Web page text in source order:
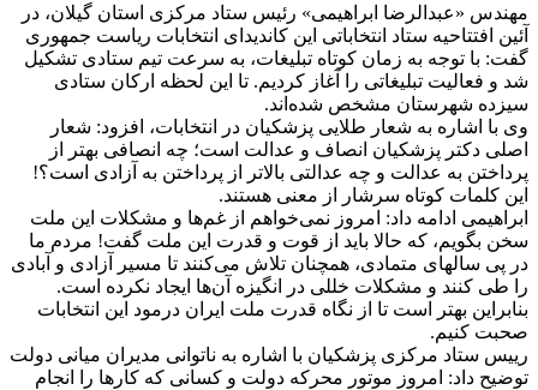
مهندس «عبدالرضا ابراهیمی» رئیس ستاد مرکزی استان گیلان، در
آئین افتتاحیه ستاد انتخاباتی این کاندیدای انتخابات ریاست جمهوری
گفت: با توجه به زمان کوتاه تبلیغات، به سرعت تیم ستادی تشکیل
شد و فعالیت تبلیغاتی را آغاز کردیم. تا این لحظه ارکان ستادی
سیزده شهرستان مشخص شده‌اند.
وی با اشاره به شعار طلایی پزشکیان در انتخابات، افزود: شعار
اصلی دکتر پزشکیان انصاف و عدالت است؛ چه انصافی بهتر از
پرداختن به عدالت و چه عدالتی بالاتر از پرداختن به آزادی است؟!
این کلمات کوتاه سرشار از معنی هستند.
ابراهیمی ادامه داد: امروز نمی‌خواهم از غم‌ها و مشکلات این ملت
سخن بگویم، که حالا باید از قوت و قدرت این ملت گفت! مردم ما
در پی سالهای متمادی، همچنان تلاش می‌کنند تا مسیر آزادی و آبادی
را طی کنند و مشکلات خللی در انگیزه آن‌ها ایجاد نکرده است.
بنابراین بهتر است تا از نگاه قدرت ملت ایران درمود این انتخابات
صحبت کنیم.
رییس ستاد مرکزی پزشکیان با اشاره به ناتوانی مدیران میانی دولت
توضیح داد: امروز موتور محرکه دولت و کسانی که کارها را انجام